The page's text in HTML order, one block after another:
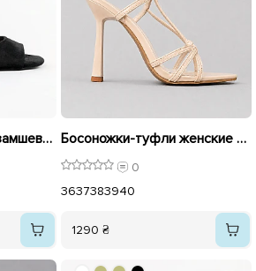
Босоножки женские замшевые 591947 Черные Босоножки-туфли женские острый носок 595769 Бежевые
0
3637383940
1290 ₴